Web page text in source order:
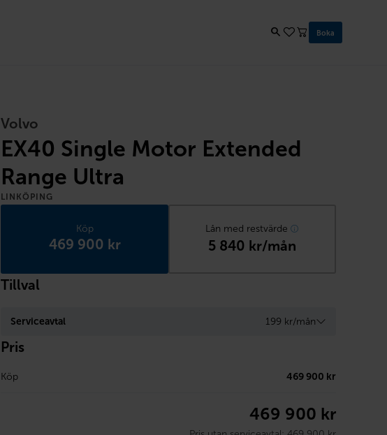
Boka
Volvo
EX40 Single Motor Extended
Range Ultra
LINKÖPING
Köp
469 900 kr
Lån med restvärde
5 840 kr/mån
Tillval
Serviceavtal 199 kr/mån
Pris
Köp 469 900 kr
469 900 kr